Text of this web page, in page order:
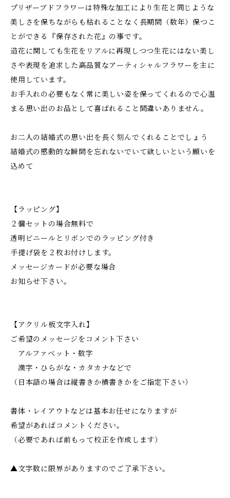
プリザーブドフラワーは特殊な加工により生花と同じような
美しさを保ちながらも枯れることなく長期間（数年）保つこ
とができる『保存された花』の事です。
造花に関しても生花をリアルに再現しつつ生花にはない美し
さや表現を追求した高品質なアーティシャルフラワーを主に
使用しています。
お手入れの必要もなく常に美しい姿を保ってくれるので心温
まる思い出のお品として喜ばれること間違いありません。
お二人の結婚式の思い出を長く刻んでくれることでしょう
結婚式の感動的な瞬間を忘れないでいて欲しいという願いを
込めて
【ラッピング】
２個セットの場合無料で
透明ビニールとリボンでのラッピング付き
手提げ袋を２枚お付けします。
メッセージカードが必要な場合
お知らせ下さい。
【アクリル板文字入れ】
ご希望のメッセージをコメント下さい
アルファベット・数字
漢字・ひらがな・カタカナなどで
（日本語の場合は縦書きか横書きかをご指定下さい）
書体・レイアウトなどは基本お任せになりますが
希望があればコメントください。
（必要であれば前もって校正を作成します）
▲文字数に限界がありますのでご了承下さい。